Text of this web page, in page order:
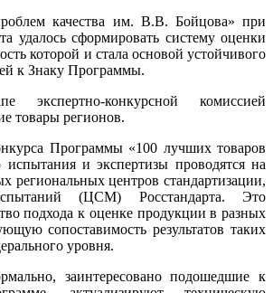
качества им. В.В. Бойцова» при
удалось сформировать систему оценки
которой и стала основой устойчивого
к Знаку Программы.
конкурсной комиссией
товары регионов.
Программы «100 лучших товаров
и экспертизы проводятся на
региональных центров стандартизации,
(ЦCM) Росстандарта. Это
подхода к оценке продукции в разных
сопоставимость результатов таких
уровня.
заинтересовано подошедшие к